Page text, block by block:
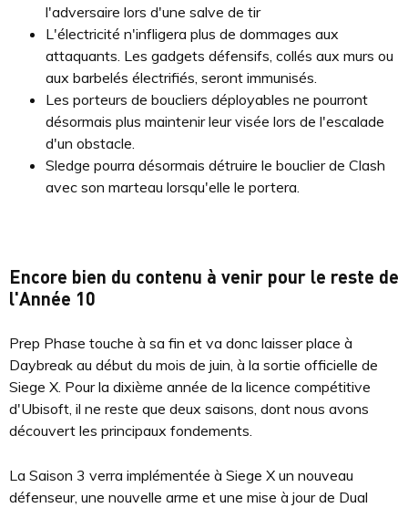
l'adversaire lors d'une salve de tir
L'électricité n'infligera plus de dommages aux
attaquants. Les gadgets défensifs, collés aux murs ou
aux barbelés électrifiés, seront immunisés.
Les porteurs de boucliers déployables ne pourront
désormais plus maintenir leur visée lors de l'escalade
d'un obstacle.
Sledge pourra désormais détruire le bouclier de Clash
avec son marteau lorsqu'elle le portera.
Encore bien du contenu à venir pour le reste de
l'Année 10
Prep Phase touche à sa fin et va donc laisser place à
Daybreak au début du mois de juin, à la sortie officielle de
Siege X. Pour la dixième année de la licence compétitive
d'Ubisoft, il ne reste que deux saisons, dont nous avons
découvert les principaux fondements.
La Saison 3 verra implémentée à Siege X un nouveau
défenseur, une nouvelle arme et une mise à jour de Dual